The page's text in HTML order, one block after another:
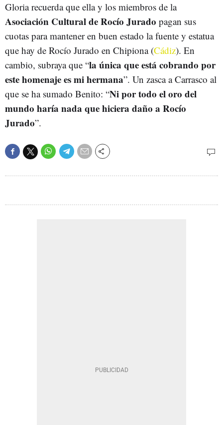
Gloria recuerda que ella y los miembros de la
Asociación Cultural de Rocío Jurado pagan sus
cuotas para mantener en buen estado la fuente y estatua
que hay de Rocío Jurado en Chipiona (Cádiz). En
cambio, subraya que “la única que está cobrando por
este homenaje es mi hermana”. Un zasca a Carrasco al
que se ha sumado Benito: “Ni por todo el oro del
mundo haría nada que hiciera daño a Rocío
Jurado”.